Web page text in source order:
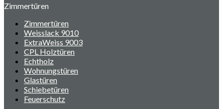
Zimmertüren
Zimmertüren
Weisslack 9010
ExtraWeiss 9003
CPL Holztüren
Echtholz
Wohnungstüren
Glastüren
Schiebetüren
Feuerschutz